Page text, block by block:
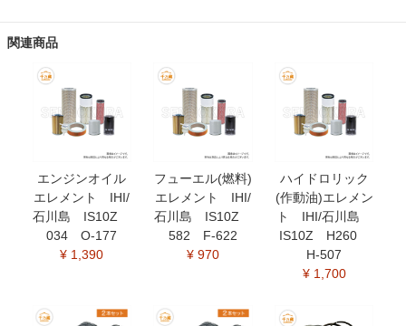
関連商品
エンジンオイル
エレメント IHI/
石川島 IS10Z
034 O-177
¥ 1,390
フューエル(燃料)
エレメント IHI/
石川島 IS10Z
582 F-622
¥ 970
ハイドロリック
(作動油)エレメン
ト IHI/石川島
IS10Z H260
H-507
¥ 1,700